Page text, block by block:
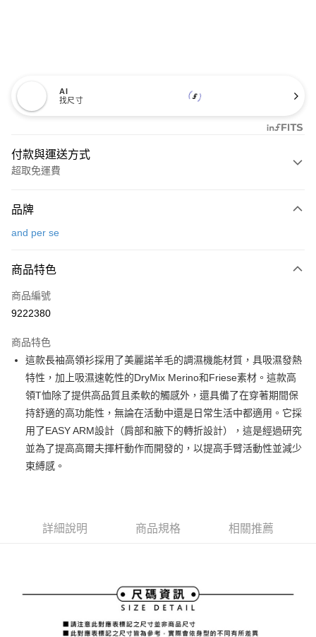
AI
找尺寸
付款與運送方式
超取免運費
信用卡一次付款
LINE Pay
Apple Pay
悠遊付
大哥付你分期
相關說明
【大哥付你分期使用說明】
1.本服務由台灣大哥大提供，台灣大哥大用戶可立即使用無須另外申請。
2.付款方式選擇「大哥付你分期」，訂單成立後會自動跳轉到大哥付的交易
流程，驗證手機門號後，選擇欲分期的期數、繳款截止日，確認付款後即完
成交易。
3.實際核准額度、可分期數及費用金額請依後續交易確認頁面所載為準。
【繳款方式說明】
1.分期款項不併入電信帳單，「大哥付你分期」於每月結算日後寄送繳費提
1.本服務係由「台灣大哥大股份有限公司」（以下簡稱本公司）所提供，讓
用戶於交易時，得透過本服務購買商品或服務，並由商店將買賣／分期付款
AFTEE先享後付
相關說明
【關於「AFTEE先享後付」】
AFTEE先享後付是「在收到商品之後才付款」的支付方式。 讓您購物簡單
３．收到繳費通知簡訊後14天內，點擊此簡訊中的連結，可透過四大超商／
ATM／網路銀行／等多元方式進行付款，方視為交易完成。
購買商品的店家。未經商家同意取消之訂單仍視為有效，需透過AFTEE先享
ATM付款
全家取貨付款
品牌
and per se
商品特色
商品編號
9222380
商品特色
這款長袖高領衫採用了美麗諾羊毛的調濕機能材質，具吸濕發熱
特性，加上吸濕速乾性的DryMix Merino和Friese素材。這款高
領T恤除了提供高品質且柔軟的觸感外，還具備了在穿著期間保
持舒適的高功能性，無論在活動中還是日常生活中都適用。它採
用了EASY ARM設計（肩部和腋下的轉折設計），這是經過研究
並為了提高高爾夫揮杆動作而開發的，以提高手臂活動性並減少
束縛感。
詳細說明 商品規格 相關推薦